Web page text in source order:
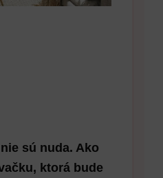
sú nuda. Ako
ktorá bude